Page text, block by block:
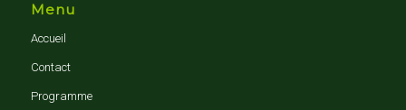
Menu
Accueil
Contact
Programme